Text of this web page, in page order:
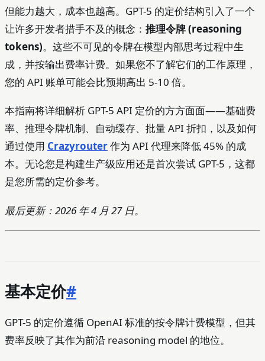
但能力越大，成本也越高。GPT-5 的定价结构引入了一个
让许多开发者措手不及的概念： 推理令牌 (reasoning
tokens)。这些不可见的令牌在模型内部思考过程中生
成，并按输出费率计费。如果您不了解它们的工作原理，
您的 API 账单可能会比预期高出 5-10 倍。
本指南将详细解析 GPT-5 API 定价的方方面面——基础费
率、推理令牌机制、自动缓存、批量 API 折扣，以及如何
通过使用 Crazyrouter作为 API 代理来降低 45% 的成
本。无论您是构建生产级应用还是首次尝试 GPT-5，这都
是您所需的定价参考。
最后更新：2026 年 4 月 27 日。
基本定价#
GPT-5 的定价遵循 OpenAI 标准的按令牌计费模型，但其
费率反映了其作为前沿 reasoning model 的地位。